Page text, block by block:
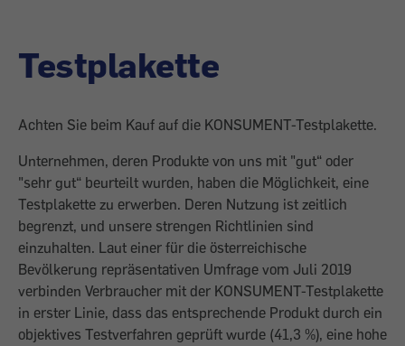
Testplakette
Achten Sie beim Kauf auf die KONSUMENT-Testplakette.
Unternehmen, deren Produkte von uns mit "gut“ oder
"sehr gut“ beurteilt wurden, haben die Möglichkeit, eine
Testplakette zu erwerben. Deren Nutzung ist zeitlich
begrenzt, und unsere strengen Richtlinien sind
einzuhalten. Laut einer für die österreichische
Bevölkerung repräsentativen Umfrage vom Juli 2019
verbinden Verbraucher mit der KONSUMENT-Testplakette
in erster Linie, dass das entsprechende Produkt durch ein
objektives Testverfahren geprüft wurde (41,3 %), eine hohe